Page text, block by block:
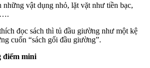
vật dụng nhỏ, lặt vặt như tiền bạc,
đọc sách thì tủ đầu giường như một kệ
cuốn “sách gối đầu giường”.
điểm mini